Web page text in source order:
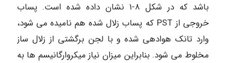
باشد که در شکل ۸-۱ نشان داده شده است. پساب
خروجی از PST که پساب زلال شده هم نامیده می شود،
وارد تانک هوادهی شده و با لجن برگشتی از زلال ساز
مخلوط می شود. بنابراین میزان نیاز میکروارگانیسم ها به